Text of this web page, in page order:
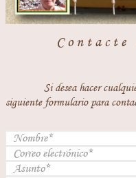
Contacte
Si desea hacer
siguiente formulario para